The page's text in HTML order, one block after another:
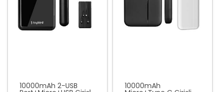
10000mAh 2-USB 10000mAh